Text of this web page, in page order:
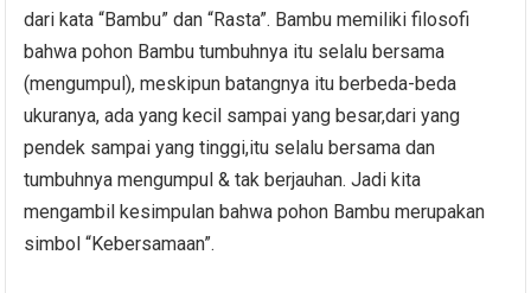
dari kata “Bambu” dan “Rasta”. Bambu memiliki filosofi
bahwa pohon Bambu tumbuhnya itu selalu bersama
(mengumpul), meskipun batangnya itu berbeda-beda
ukuranya, ada yang kecil sampai yang besar,dari yang
pendek sampai yang tinggi,itu selalu bersama dan
tumbuhnya mengumpul & tak berjauhan. Jadi kita
mengambil kesimpulan bahwa pohon Bambu merupakan
simbol “Kebersamaan”.